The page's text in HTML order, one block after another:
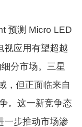
测 Micro LED
视应用有望超越
分市场。三星
，但正面临来自
。这一新竞争态
一步推动市场渗